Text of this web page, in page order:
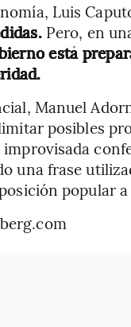
Luis
Pero, en
está
Manuel
posibles
una frase
popular